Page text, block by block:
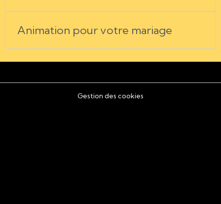
Animation pour votre mariage
Gestion des cookies